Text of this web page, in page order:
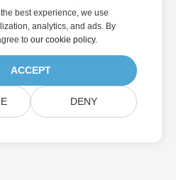
best experience, we use
analytics, and ads. By
to our cookie policy.
ACCEPT
DENY